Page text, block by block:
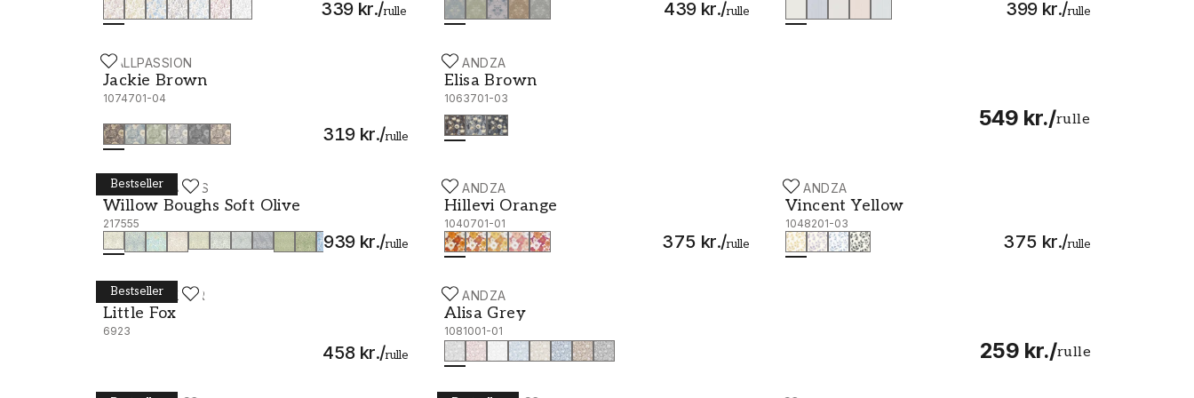
339 kr./rulle 439 kr./rulle 399 kr./rulle
WALLPASSION
Jackie Brown
1074701-04
319 kr./rulle
Jackie Brown - 1074701-04 SCANDZA
Elisa Brown
1063701-03
549 kr./rulle
Elisa Brown - 1063701-03
Bestseller
WILLIAM MORRIS
Willow Boughs Soft Olive
217555
939 kr./rulle
Willow Boughs Soft Olive - 217555 SCANDZA
Hillevi Orange
1040701-01
375 kr./rulle
Hillevi Orange - 1040701-01 SCANDZA
Vincent Yellow
1048201-03
375 kr./rulle
Vincent Yellow - 1048201-03
Bestseller
BORÅSTAPETER
Little Fox
6923
458 kr./rulle
Little Fox - 6923 SCANDZA
Alisa Grey
1081001-01
259 kr./rulle
Alisa Grey - 1081001-01